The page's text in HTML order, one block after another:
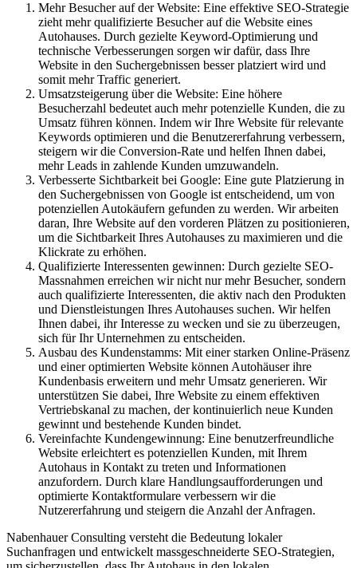
Mehr Besucher auf der Website: Eine effektive SEO-Strategie
zieht mehr qualifizierte Besucher auf die Website eines
Autohauses. Durch gezielte Keyword-Optimierung und
technische Verbesserungen sorgen wir dafür, dass Ihre
Website in den Suchergebnissen besser platziert wird und
somit mehr Traffic generiert.
Umsatzsteigerung über die Website: Eine höhere
Besucherzahl bedeutet auch mehr potenzielle Kunden, die zu
Umsatz führen können. Indem wir Ihre Website für relevante
Keywords optimieren und die Benutzererfahrung verbessern,
steigern wir die Conversion-Rate und helfen Ihnen dabei,
mehr Leads in zahlende Kunden umzuwandeln.
Verbesserte Sichtbarkeit bei Google: Eine gute Platzierung in
den Suchergebnissen von Google ist entscheidend, um von
potenziellen Autokäufern gefunden zu werden. Wir arbeiten
daran, Ihre Website auf den vorderen Plätzen zu positionieren,
um die Sichtbarkeit Ihres Autohauses zu maximieren und die
Klickrate zu erhöhen.
Qualifizierte Interessenten gewinnen: Durch gezielte SEO-
Massnahmen erreichen wir nicht nur mehr Besucher, sondern
auch qualifizierte Interessenten, die aktiv nach den Produkten
und Dienstleistungen Ihres Autohauses suchen. Wir helfen
Ihnen dabei, ihr Interesse zu wecken und sie zu überzeugen,
sich für Ihr Unternehmen zu entscheiden.
Ausbau des Kundenstamms: Mit einer starken Online-Präsenz
und einer optimierten Website können Autohäuser ihre
Kundenbasis erweitern und mehr Umsatz generieren. Wir
unterstützen Sie dabei, Ihre Website zu einem effektiven
Vertriebskanal zu machen, der kontinuierlich neue Kunden
gewinnt und bestehende Kunden bindet.
Vereinfachte Kundengewinnung: Eine benutzerfreundliche
Website erleichtert es potenziellen Kunden, mit Ihrem
Autohaus in Kontakt zu treten und Informationen
anzufordern. Durch klare Handlungsaufforderungen und
optimierte Kontaktformulare verbessern wir die
Nutzererfahrung und steigern die Anzahl der Anfragen.
Nabenhauer Consulting versteht die Bedeutung lokaler
Suchanfragen und entwickelt massgeschneiderte SEO-Strategien,